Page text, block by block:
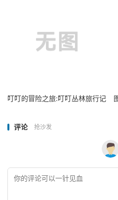
叮叮的冒险之旅:叮叮丛林旅行记
评论 抢沙发